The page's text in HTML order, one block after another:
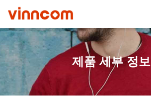
제품 세부 정보